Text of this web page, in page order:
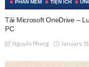
PHẦN MỀM TIỆN ÍCH
Tải Microsoft OneDrive –
PC
Nguyễn Phong January